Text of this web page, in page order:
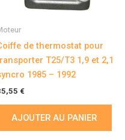
de thermostat pour
T25/T3 1,9 et 2,1
1985 – 1992
€
AJOUTER AU PANIER